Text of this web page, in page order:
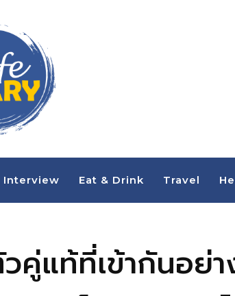
Interview Eat & Drink Travel
คู่แท้ที่เข้ากันอย่